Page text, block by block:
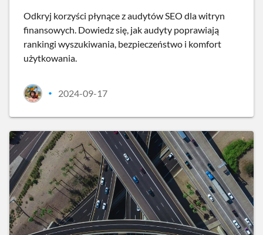
Odkryj korzyści płynące z audytów SEO dla witryn
finansowych. Dowiedz się, jak audyty poprawiają
rankingi wyszukiwania, bezpieczeństwo i komfort
użytkowania.
• 2024-09-17